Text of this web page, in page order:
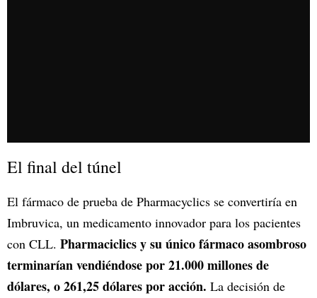
El final del túnel
El fármaco de prueba de Pharmacyclics se convertiría en
Imbruvica, un medicamento innovador para los pacientes
con CLL. Pharmaciclics y su único fármaco asombroso
terminarían vendiéndose por 21.000 millones de
dólares, o 261,25 dólares por acción. La decisión de